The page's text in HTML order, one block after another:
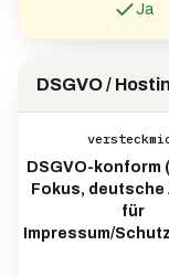
Ja
DSGVO /
DSGVO-konform
Fokus, deutsche
für
Impressum/